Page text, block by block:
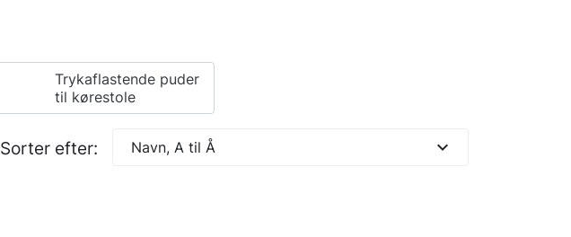
Trykaflastende puder
til kørestole
Sorter efter: Navn, A til Å expand_more